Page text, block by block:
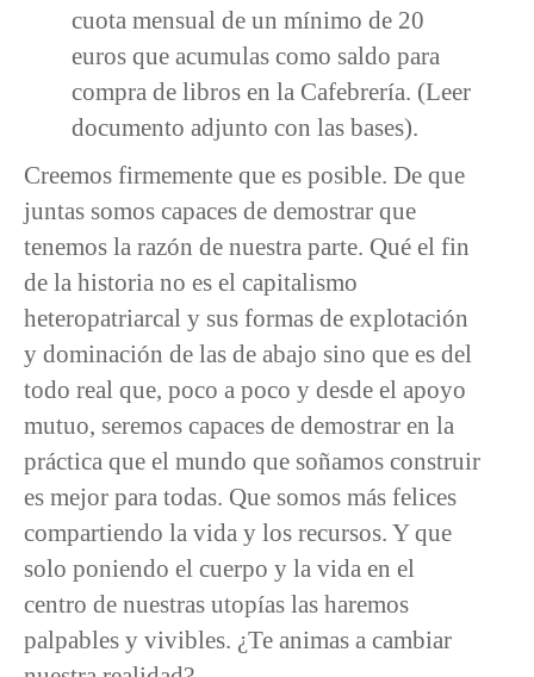
cuota mensual de un mínimo de 20
euros que acumulas como saldo para
compra de libros en la Cafebrería. (Leer
documento adjunto con las bases).
Creemos firmemente que es posible. De que
juntas somos capaces de demostrar que
tenemos la razón de nuestra parte. Qué el fin
de la historia no es el capitalismo
heteropatriarcal y sus formas de explotación
y dominación de las de abajo sino que es del
todo real que, poco a poco y desde el apoyo
mutuo, seremos capaces de demostrar en la
práctica que el mundo que soñamos construir
es mejor para todas. Que somos más felices
compartiendo la vida y los recursos. Y que
solo poniendo el cuerpo y la vida en el
centro de nuestras utopías las haremos
palpables y vivibles. ¿Te animas a cambiar